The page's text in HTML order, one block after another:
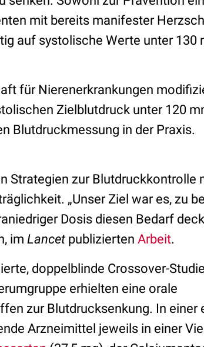
mit bereits manifester
auf systolische Werte unter 130
für Nierenerkrankungen
Zielblutdruck unter 120
Blutdruckmessung in der Praxis.
Strategien zur Blutdruckkontrolle
„Unser Ziel war es, zu
Dosis diesen Bedarf
im Lancet publizierten Arbeit.
doppelblinde Crossover-
erhielten eine orale
zur Blutdrucksenkung. In einer
Arzneimittel jeweils in einer